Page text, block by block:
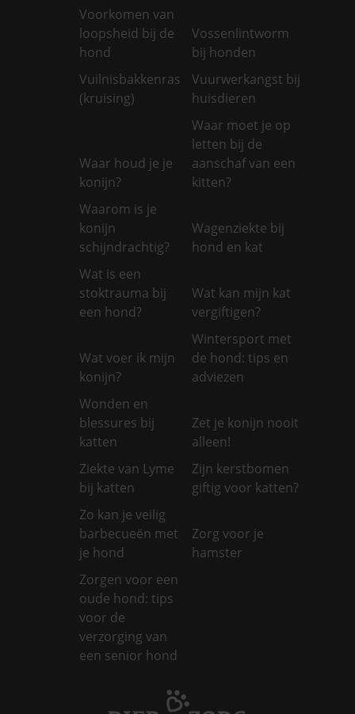
Voorkomen van
loopsheid bij de
hond
Vossenlintworm
bij honden
Vuilnisbakkenras
(kruising)
Vuurwerkangst bij
huisdieren
Waar houd je je
konijn?
Waar moet je op
letten bij de
aanschaf van een
kitten?
Waarom is je
konijn
schijndrachtig?
Wagenziekte bij
hond en kat
Wat is een
stoktrauma bij
een hond?
Wat kan mijn kat
vergiftigen?
Wat voer ik mijn
konijn?
Wintersport met
de hond: tips en
adviezen
Wonden en
blessures bij
katten
Zet je konijn nooit
alleen!
Ziekte van Lyme
bij katten
Zijn kerstbomen
giftig voor katten?
Zo kan je veilig
barbecueën met
je hond
Zorg voor je
hamster
Zorgen voor een
oude hond: tips
voor de
verzorging van
een senior hond